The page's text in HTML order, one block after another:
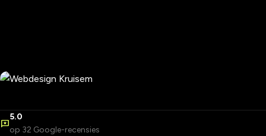
reviews
5.0
op 32 Google-recensies